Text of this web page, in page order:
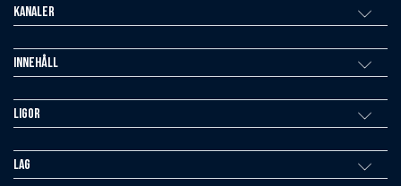
Kanaler
Innehåll
Ligor
Lag